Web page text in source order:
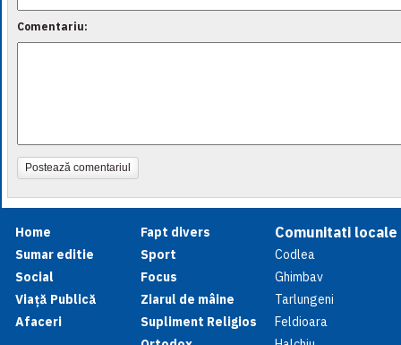
Comentariu:
Postează comentariul
Home
Sumar editie
Social
Viață Publică
Afaceri
Fapt divers
Sport
Focus
Ziarul de mâine
Supliment Religios
Comunitati locale
Codlea
Ghimbav
Tarlungeni
Feldioara